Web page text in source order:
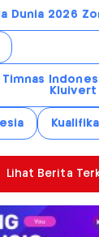
Dunia 2026
Timnas
Kluivert
Lihat Berita